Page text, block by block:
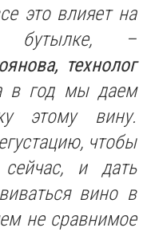
это влияет на
бутылке, –
технолог
в год мы даем
этому вину.
чтобы
и дать
вино в
не сравнимое